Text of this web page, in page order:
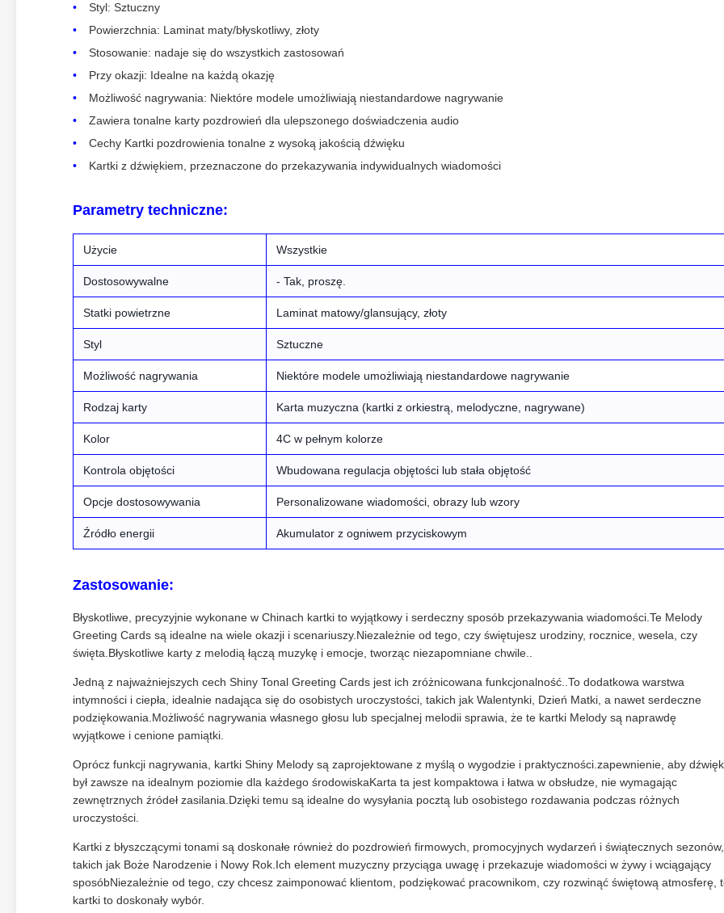
Styl: Sztuczny
Powierzchnia: Laminat maty/błyskotliwy, złoty
Stosowanie: nadaje się do wszystkich zastosowań
Przy okazji: Idealne na każdą okazję
Możliwość nagrywania: Niektóre modele umożliwiają niestandardowe nagrywanie
Zawiera tonalne karty pozdrowień dla ulepszonego doświadczenia audio
Cechy Kartki pozdrowienia tonalne z wysoką jakością dźwięku
Kartki z dźwiękiem, przeznaczone do przekazywania indywidualnych wiadomości
Parametry techniczne:
Użycie Wszystkie
Dostosowywalne - Tak, proszę.
Statki powietrzne Laminat matowy/glansujący, złoty
Styl Sztuczne
Możliwość nagrywania Niektóre modele umożliwiają niestandardowe nagrywanie
Rodzaj karty Karta muzyczna (kartki z orkiestrą, melodyczne, nagrywane)
Kolor 4C w pełnym kolorze
Kontrola objętości Wbudowana regulacja objętości lub stała objętość
Opcje dostosowywania Personalizowane wiadomości, obrazy lub wzory
Źródło energii Akumulator z ogniwem przyciskowym
Zastosowanie:
Błyskotliwe, precyzyjnie wykonane w Chinach kartki to wyjątkowy i serdeczny sposób przekazywania wiadomości.Te Melody
Greeting Cards są idealne na wiele okazji i scenariuszy.Niezależnie od tego, czy świętujesz urodziny, rocznice, wesela, czy
święta.Błyskotliwe karty z melodią łączą muzykę i emocje, tworząc niezapomniane chwile..
Jedną z najważniejszych cech Shiny Tonal Greeting Cards jest ich zróżnicowana funkcjonalność..To dodatkowa warstwa
intymności i ciepła, idealnie nadająca się do osobistych uroczystości, takich jak Walentynki, Dzień Matki, a nawet serdeczne
podziękowania.Możliwość nagrywania własnego głosu lub specjalnej melodii sprawia, że te kartki Melody są naprawdę
wyjątkowe i cenione pamiątki.
Oprócz funkcji nagrywania, kartki Shiny Melody są zaprojektowane z myślą o wygodzie i praktyczności.zapewnienie, aby dźwięk
był zawsze na idealnym poziomie dla każdego środowiskaKarta ta jest kompaktowa i łatwa w obsłudze, nie wymagając
zewnętrznych źródeł zasilania.Dzięki temu są idealne do wysyłania pocztą lub osobistego rozdawania podczas różnych
uroczystości.
Kartki z błyszczącymi tonami są doskonałe również do pozdrowień firmowych, promocyjnych wydarzeń i świątecznych sezonów,
takich jak Boże Narodzenie i Nowy Rok.Ich element muzyczny przyciąga uwagę i przekazuje wiadomości w żywy i wciągający
sposóbNiezależnie od tego, czy chcesz zaimponować klientom, podziękować pracownikom, czy rozwinąć świętową atmosferę,
kartki to doskonały wybór.